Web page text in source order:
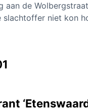
de
niet kon